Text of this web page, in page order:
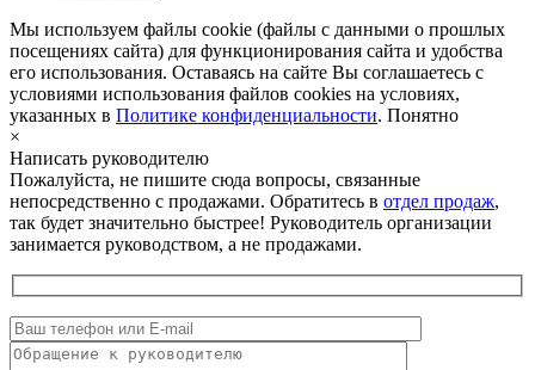
Мы используем файлы cookie (файлы с данными о прошлых
посещениях сайта) для функционирования сайта и удобства
его использования. Оставаясь на сайте Вы соглашаетесь с
условиями использования файлов cookies на условиях,
указанных в Политике конфиденциальности. Понятно
×
Написать руководителю
Пожалуйста, не пишите сюда вопросы, связанные
непосредственно с продажами. Обратитесь в отдел продаж,
так будет значительно быстрее! Руководитель организации
занимается руководством, а не продажами.